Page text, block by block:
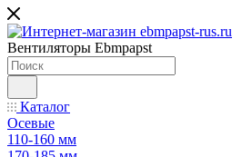
Вентиляторы Ebmpapst
Каталог
Осевые
110-160 мм